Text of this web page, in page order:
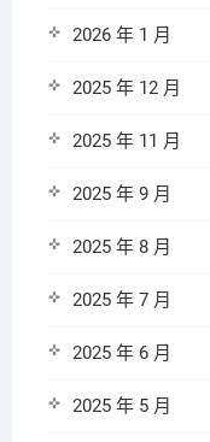
2026 年 1 月
2025 年 12 月
2025 年 11 月
2025 年 9 月
2025 年 8 月
2025 年 7 月
2025 年 6 月
2025 年 5 月